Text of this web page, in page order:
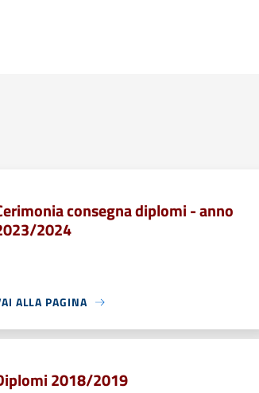
consegna diplomi - anno
2024
ALLA PAGINA
2018/2019